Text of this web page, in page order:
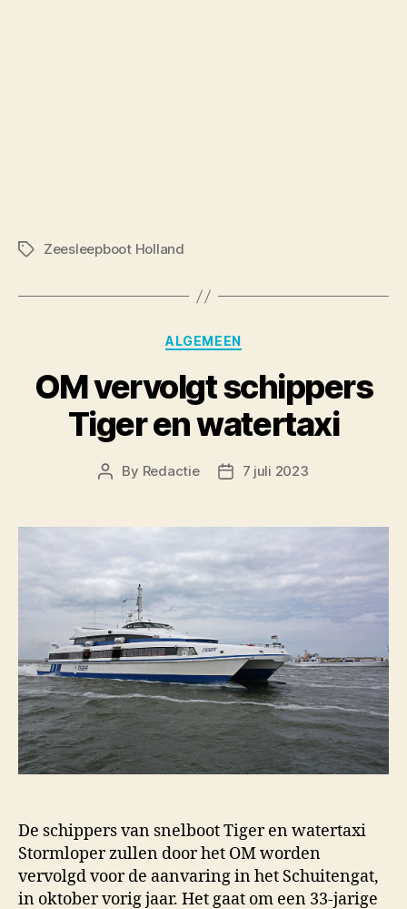
TagsZeesleepboot Holland
Categories
ALGEMEEN
OM vervolgt schippers
Tiger en watertaxi
Post
By Redactie
Post7 juli 2023
De schippers van snelboot Tiger en watertaxi
Stormloper zullen door het OM worden
vervolgd voor de aanvaring in het Schuitengat,
in oktober vorig jaar. Het gaat om een 33-jarige